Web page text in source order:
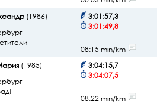
(1986)
3:01:57,3
3:01:49,8
08:15 min/km
(1985)
3:04:15,7
3:04:07,5
08:22 min/km